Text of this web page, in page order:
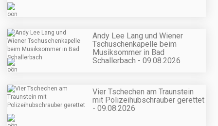
Andy Lee Lang und Wiener
Tschuschenkapelle beim
Musiksommer in Bad
Schallerbach - 09.08.2026
Vier Tschechen am Traunstein
mit Polizeihubschrauber gerettet
- 09.08.2026